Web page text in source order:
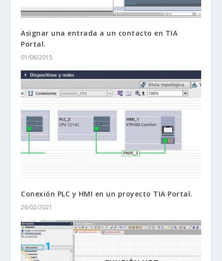
Asignar una entrada a un contacto en TIA
Portal.
01/06/2015
Conexión PLC y HMI en un proyecto TIA Portal.
26/02/2021